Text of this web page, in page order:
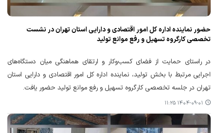
حضور نماینده اداره کل امور اقتصادی و دارایی استان تهران در نشست
تخصصی کارگروه تسهیل و رفع موانع تولید
در راستای حمایت از فضای کسب‌وکار و ارتقای هماهنگی میان دستگاه‌های
اجرایی مرتبط با بخش تولید، نماینده اداره‌ کل امور اقتصادی و دارایی استان
تهران در جلسه تخصصی کارگروه تسهیل و رفع موانع تولید حضور یافت.
۱۴۰۴-۰۹-۰۱ ۱۱:۲۵